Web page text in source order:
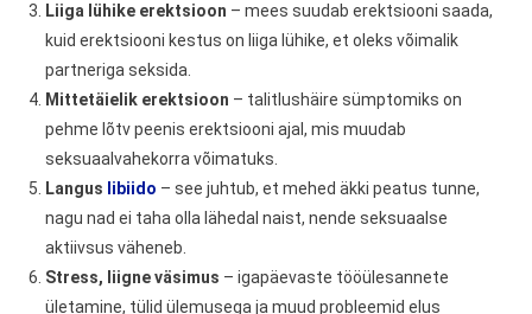
Liiga lühike erektsioon – mees suudab erektsiooni saada,
kuid erektsiooni kestus on liiga lühike, et oleks võimalik
partneriga seksida.
Mittetäielik erektsioon – talitlushäire sümptomiks on
pehme lõtv peenis erektsiooni ajal, mis muudab
seksuaalvahekorra võimatuks.
Langus libiido – see juhtub, et mehed äkki peatus tunne,
nagu nad ei taha olla lähedal naist, nende seksuaalse
aktiivsus väheneb.
Stress, liigne väsimus – igapäevaste tööülesannete
ületamine, tülid ülemusega ja muud probleemid elus